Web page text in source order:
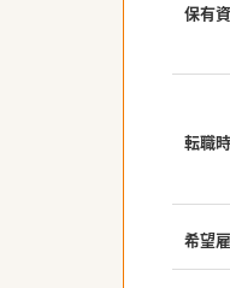
保有
転職
希望